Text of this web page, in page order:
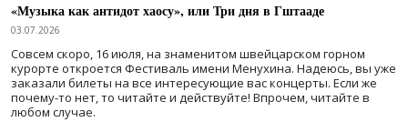
«Музыка как антидот хаосу», или Три дня в Гштааде
03.07.2026
Совсем скоро, 16 июля, на знаменитом швейцарском горном
курорте откроется Фестиваль имени Менухина. Надеюсь, вы уже
заказали билеты на все интересующие вас концерты. Если же
почему-то нет, то читайте и действуйте! Впрочем, читайте в
любом случае.